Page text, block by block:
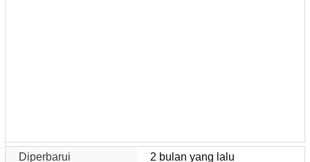
Diperbarui
2 bulan yang lalu